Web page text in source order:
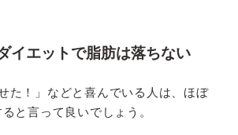
イエットで脂肪は落ちない
た！」などと喜んでいる人は、ほぼ
と言って良いでしょう。